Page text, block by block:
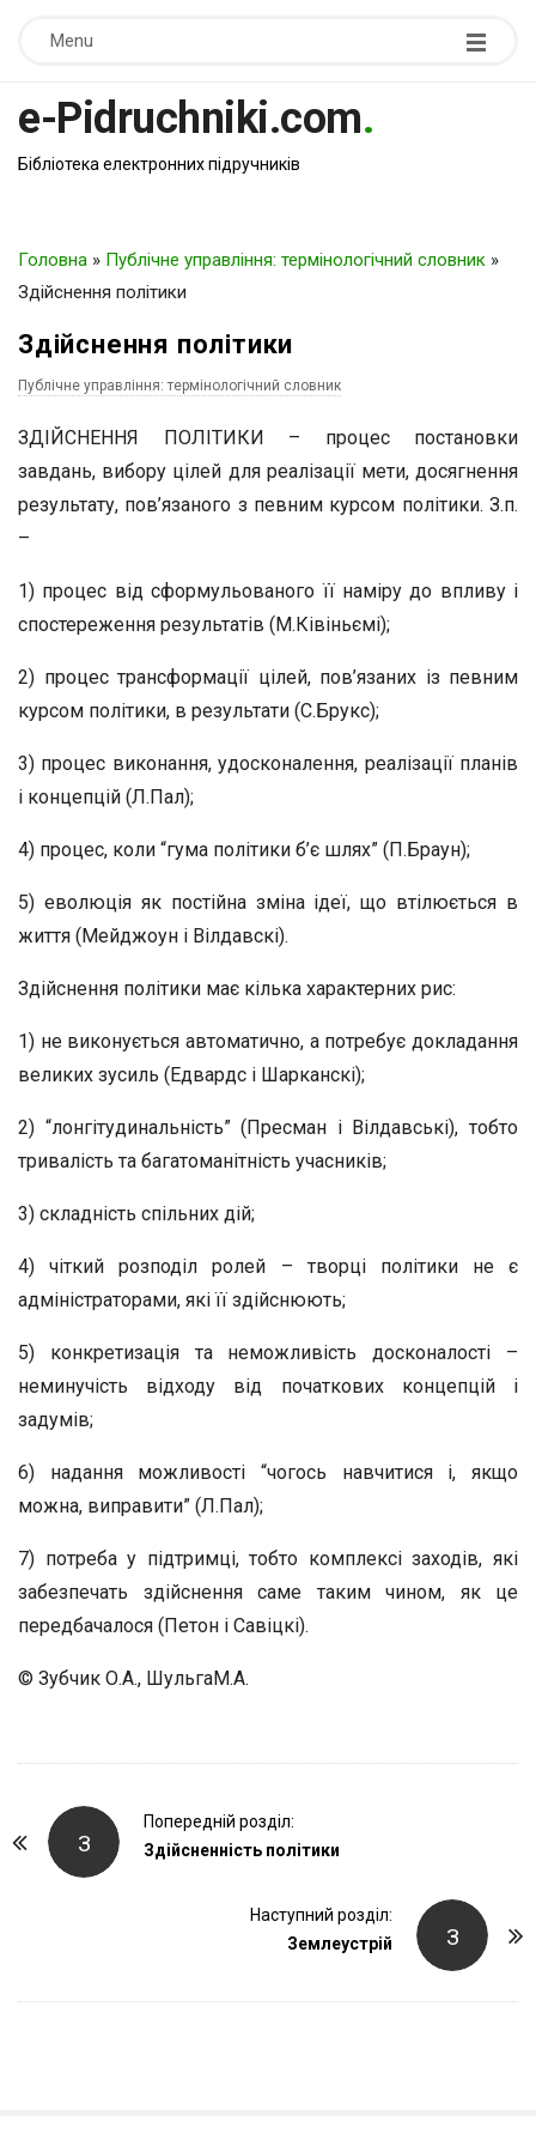
Menu
e-Pidruchniki.com.
Бібліотека електронних підручників
Головна » Публічне управління: термінологічний словник »
Здійснення політики
Здійснення політики
Публічне управління: термінологічний словник
ЗДІЙСНЕННЯ ПОЛІТИКИ – процес постановки
завдань, вибору цілей для реалізації мети, досягнення
результату, пов’язаного з певним курсом політики. З.п.
–
1) процес від сформульованого її наміру до впливу і
спостереження результатів (М.Ківіньємі);
2) процес трансформації цілей, пов’язаних із певним
курсом політики, в результати (С.Брукс);
3) процес виконання, удосконалення, реалізації планів
і концепцій (Л.Пал);
4) процес, коли “гума політики б’є шлях” (П.Браун);
5) еволюція як постійна зміна ідеї, що втілюється в
життя (Мейджоун і Вілдавскі).
Здійснення політики має кілька характерних рис:
1) не виконується автоматично, а потребує докладання
великих зусиль (Едвардс і Шарканскі);
2) “лонгітудинальність” (Пресман і Вілдавські), тобто
тривалість та багатоманітність учасників;
3) складність спільних дій;
4) чіткий розподіл ролей – творці політики не є
адміністраторами, які її здійснюють;
5) конкретизація та неможливість досконалості –
неминучість відходу від початкових концепцій і
задумів;
6) надання можливості “чогось навчитися і, якщо
можна, виправити” (Л.Пал);
7) потреба у підтримці, тобто комплексі заходів, які
забезпечать здійснення саме таким чином, як це
передбачалося (Петон і Савіцкі).
© Зубчик О.А., ШульгаМ.А.
З
Попередній розділ:
Здійсненність політики
З
Наступний розділ:
Землеустрій